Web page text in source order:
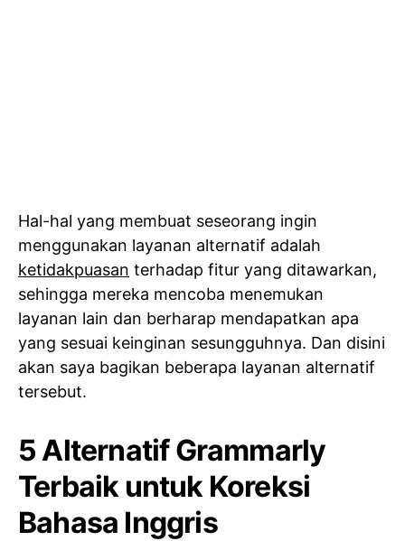
Hal-hal yang membuat seseorang ingin
menggunakan layanan alternatif adalah
ketidakpuasan terhadap fitur yang ditawarkan,
sehingga mereka mencoba menemukan
layanan lain dan berharap mendapatkan apa
yang sesuai keinginan sesungguhnya. Dan disini
akan saya bagikan beberapa layanan alternatif
tersebut.
5 Alternatif Grammarly
Terbaik untuk Koreksi
Bahasa Inggris